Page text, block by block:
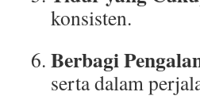
konsisten.
Berbagi
serta dalam